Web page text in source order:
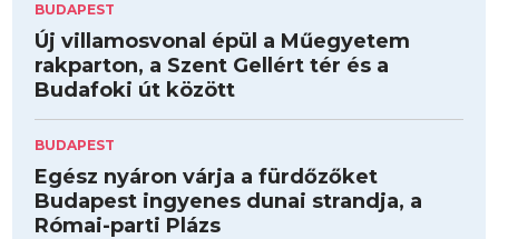
BUDAPEST
Új villamosvonal épül a Műegyetem
rakparton, a Szent Gellért tér és a
Budafoki út között
BUDAPEST
Egész nyáron várja a fürdőzőket
Budapest ingyenes dunai strandja, a
Római-parti Plázs